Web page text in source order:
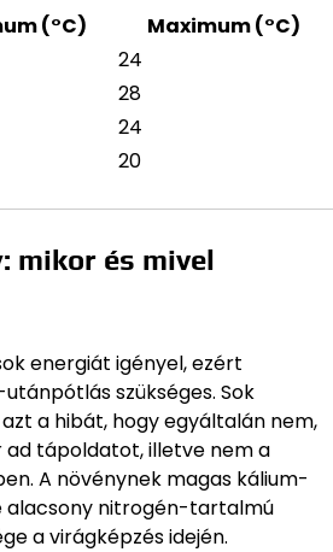
(°C)
Maximum (°C)
24
28
24
20
mikor és mivel
energiát igényel, ezért
szükséges. Sok
a hibát, hogy egyáltalán nem,
ad tápoldatot, illetve nem a
A növénynek magas kálium-
alacsony nitrogén-tartalmú
a virágképzés idején.